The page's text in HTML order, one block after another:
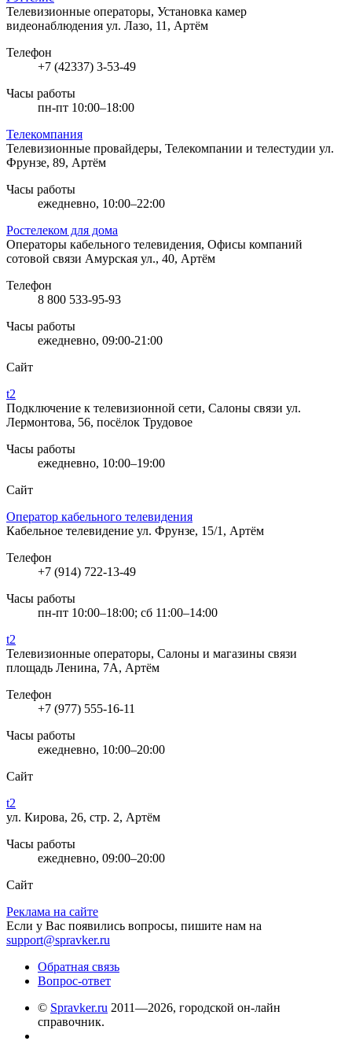
Телевизионные операторы, Установка камер
видеонаблюдения ул. Лазо, 11, Артём
Телефон
+7 (42337) 3-53-49
Часы работы
пн-пт 10:00–18:00
Телекомпания
Телевизионные провайдеры, Телекомпании и телестудии ул.
Фрунзе, 89, Артём
Часы работы
ежедневно, 10:00–22:00
Ростелеком для дома
Операторы кабельного телевидения, Офисы компаний
сотовой связи Амурская ул., 40, Артём
Телефон
8 800 533-95-93
Часы работы
ежедневно, 09:00-21:00
Сайт
t2
Подключение к телевизионной сети, Салоны связи ул.
Лермонтова, 56, посёлок Трудовое
Часы работы
ежедневно, 10:00–19:00
Сайт
Оператор кабельного телевидения
Кабельное телевидение ул. Фрунзе, 15/1, Артём
Телефон
+7 (914) 722-13-49
Часы работы
пн-пт 10:00–18:00; сб 11:00–14:00
t2
Телевизионные операторы, Салоны и магазины связи
площадь Ленина, 7А, Артём
Телефон
+7 (977) 555-16-11
Часы работы
ежедневно, 10:00–20:00
Сайт
t2
ул. Кирова, 26, стр. 2, Артём
Часы работы
ежедневно, 09:00–20:00
Сайт
Реклама на сайте
Если у Вас появились вопросы, пишите нам на
support@spravker.ru
Обратная связь
Вопрос-ответ
© Spravker.ru 2011—2026, городской он-лайн
справочник.